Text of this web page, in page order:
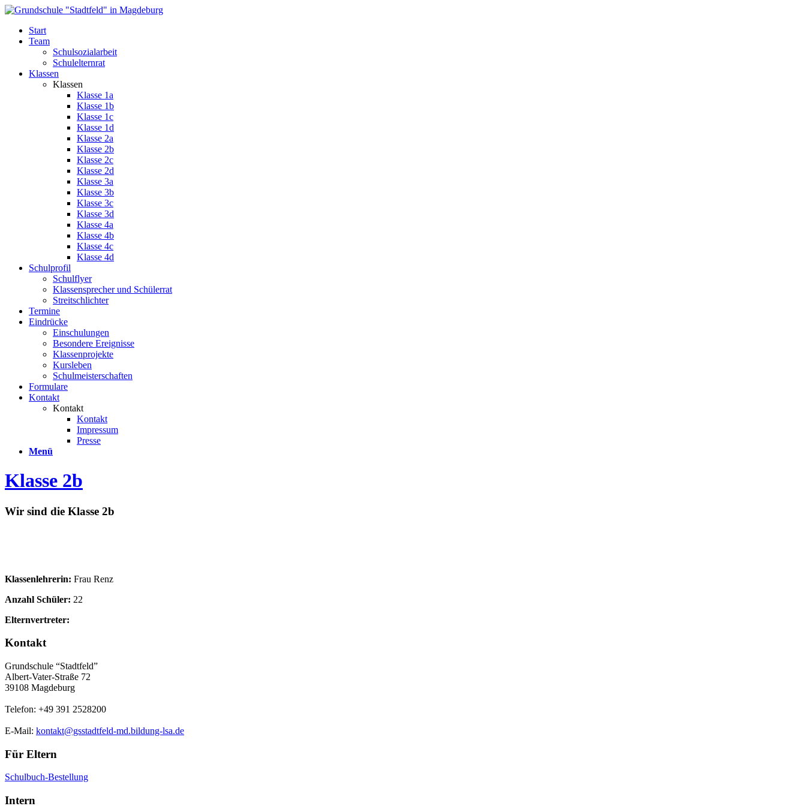
Start
Team
Schulsozialarbeit
Schulelternrat
Klassen
Klassen
Klasse 1a
Klasse 1b
Klasse 1c
Klasse 1d
Klasse 2a
Klasse 2b
Klasse 2c
Klasse 2d
Klasse 3a
Klasse 3b
Klasse 3c
Klasse 3d
Klasse 4a
Klasse 4b
Klasse 4c
Klasse 4d
Schulprofil
Schulflyer
Klassensprecher und Schülerrat
Streitschlichter
Termine
Eindrücke
Einschulungen
Besondere Ereignisse
Klassenprojekte
Kursleben
Schulmeisterschaften
Formulare
Kontakt
Kontakt
Kontakt
Impressum
Presse
Menü
Klasse 2b
Wir sind die Klasse 2b
Klassenlehrerin: Frau Renz
Anzahl Schüler: 22
Elternvertreter:
Kontakt
Grundschule “Stadtfeld”
Albert-Vater-Straße 72
39108 Magdeburg
Telefon: +49 391 2528200
E-Mail: kontakt@gsstadtfeld-md.bildung-lsa.de
Für Eltern
Schulbuch-Bestellung
Intern